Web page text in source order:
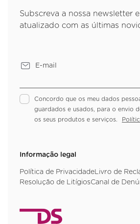
Subscreva a nossa newsletter
atualizado com as últimas
Concordo que os meu dados
guardados e usados, para o envio
os seus produtos e serviços.
Informação legal
Política de PrivacidadeLivro de
Resolução de LitígiosCanal de